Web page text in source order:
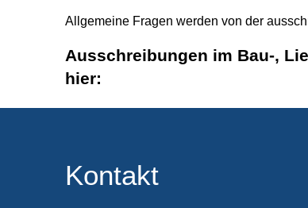
Allgemeine Fragen werden von der
Ausschreibungen im Bau-,
hier:
Kontakt